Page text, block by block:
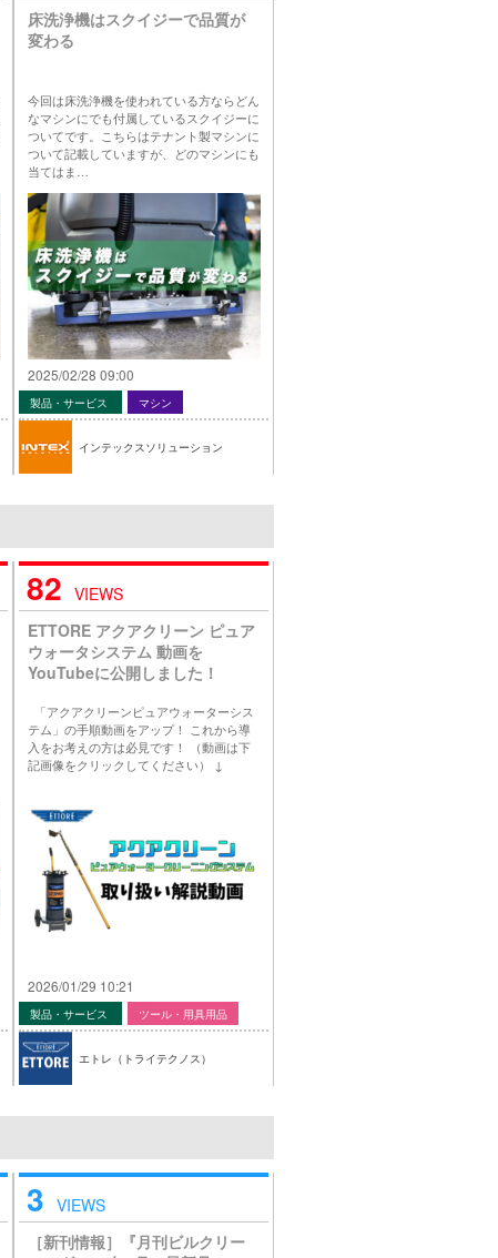
床洗浄機はスクイジーで品質が
変わる
今回は床洗浄機を使われている方ならどん
なマシンにでも付属しているスクイジーに
ついてです。こちらはテナント製マシンに
ついて記載していますが、どのマシンにも
当てはま…
2025/02/28 09:00
製品・サービス マシン
インテックスソリューション
82 VIEWS
ETTORE アクアクリーン ピュア
ウォータシステム 動画を
YouTubeに公開しました！
「アクアクリーンピュアウォーターシス
テム」の手順動画をアップ！ これから導
入をお考えの方は必見です！ （動画は下
記画像をクリックしてください） ↓
2026/01/29 10:21
製品・サービス ツール・用具用品
エトレ（トライテクノス）
3 VIEWS
［新刊情報］『月刊ビルクリー